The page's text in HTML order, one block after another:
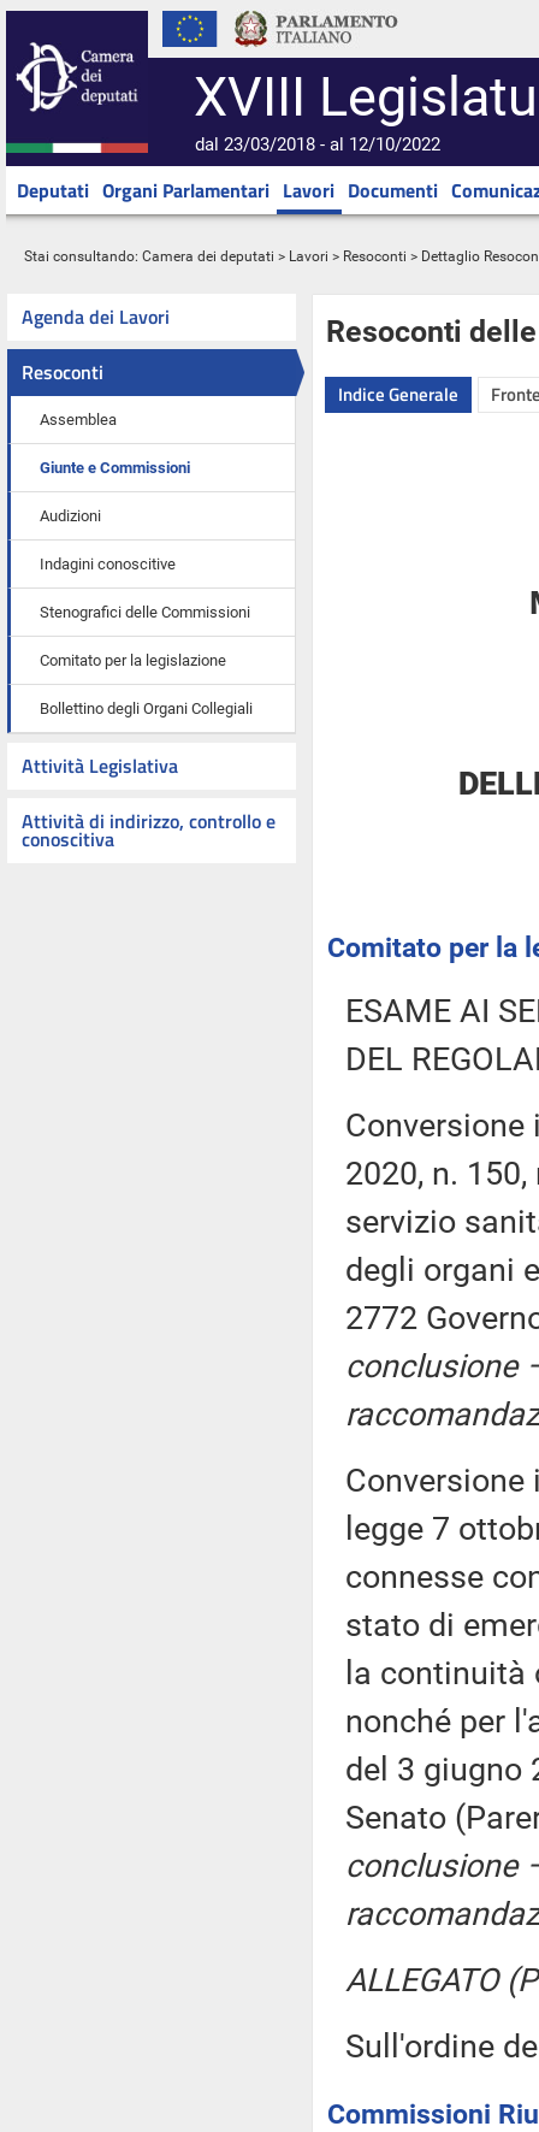
XVIII
dal 23/03/2018 - al 12/10/2022
Deputati Organi Parlamentari Lavori Documenti
Stai consultando: Camera dei deputati > Lavori > Resoconti > Dettaglio
Agenda dei Lavori
Resoconti
Assemblea
Giunte e Commissioni
Audizioni
Indagini conoscitive
Stenografici delle Commissioni
Comitato per la legislazione
Bollettino degli Organi Collegiali
Attività Legislativa
Attività di indirizzo, controllo e
conoscitiva
Resoconti
Indice Generale
Comitato per la
ESAME AI
DEL
Conversione
2020, n.
servizio
degli organi
2772
conclusione
Conversione
legge 7
connesse
stato di
la continuità
nonché per
del 3 giugno
Senato
conclusione
ALLEGATO
Sull'ordine
Commissioni